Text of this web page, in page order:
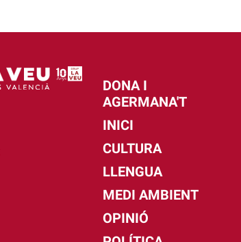
DONA I
AGERMANA'T
INICI
CULTURA
LLENGUA
MEDI AMBIENT
OPINIÓ